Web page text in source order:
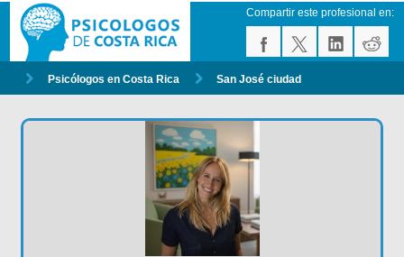
Compartir este profesional en:
Psicólogos en Costa Rica San José ciudad